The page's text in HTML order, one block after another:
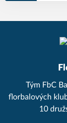
Tým FbC
florbalových
10